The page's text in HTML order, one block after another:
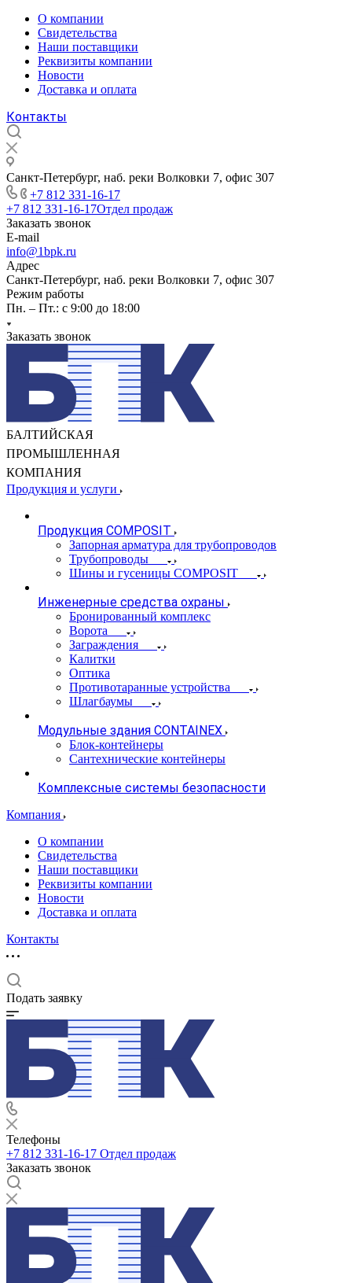
О компании
Свидетельства
Наши поставщики
Реквизиты компании
Новости
Доставка и оплата
Контакты
Санкт-Петербург, наб. реки Волковки 7, офис 307
+7 812 331-16-17
+7 812 331-16-17Отдел продаж
Заказать звонок
E-mail
info@1bpk.ru
Адрес
Санкт-Петербург, наб. реки Волковки 7, офис 307
Режим работы
Пн. – Пт.: с 9:00 до 18:00
Заказать звонок
БАЛТИЙСКАЯ
ПРОМЫШЛЕННАЯ
КОМПАНИЯ
Продукция и услуги
Продукция COMPOSIT
Запорная арматура для трубопроводов
Трубопроводы
Шины и гусеницы COMPOSIT
Инженерные средства охраны
Бронированный комплекс
Ворота
Заграждения
Калитки
Оптика
Противотаранные устройства
Шлагбаумы
Модульные здания CONTAINEX
Блок-контейнеры
Сантехнические контейнеры
Комплексные системы безопасности
Компания
О компании
Свидетельства
Наши поставщики
Реквизиты компании
Новости
Доставка и оплата
Контакты
Подать заявку
Телефоны
+7 812 331-16-17 Отдел продаж
Заказать звонок